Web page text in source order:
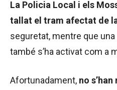
La Policia Local i els
tallat el tram afectat de
seguretat, mentre que una
també s’ha activat com a
Afortunadament, no